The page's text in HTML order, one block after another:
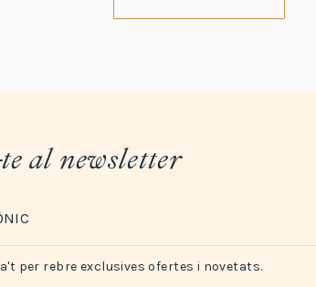
al newsletter
per rebre exclusives ofertes i novetats.